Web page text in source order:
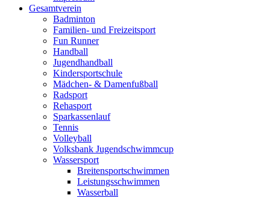
Gesamtverein
Badminton
Familien- und Freizeitsport
Fun Runner
Handball
Jugendhandball
Kindersportschule
Mädchen- & Damenfußball
Radsport
Rehasport
Sparkassenlauf
Tennis
Volleyball
Volksbank Jugendschwimmcup
Wassersport
Breitensportschwimmen
Leistungsschwimmen
Wasserball